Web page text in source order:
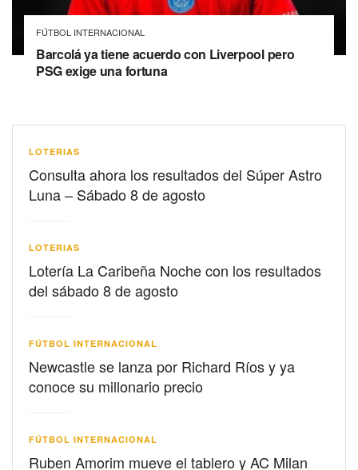
FÚTBOL INTERNACIONAL
Barcolá ya tiene acuerdo con Liverpool pero
PSG exige una fortuna
LOTERIAS
Consulta ahora los resultados del Súper Astro
Luna – Sábado 8 de agosto
LOTERIAS
Lotería La Caribeña Noche con los resultados
del sábado 8 de agosto
FÚTBOL INTERNACIONAL
Newcastle se lanza por Richard Ríos y ya
conoce su millonario precio
FÚTBOL INTERNACIONAL
Ruben Amorim mueve el tablero y AC Milan